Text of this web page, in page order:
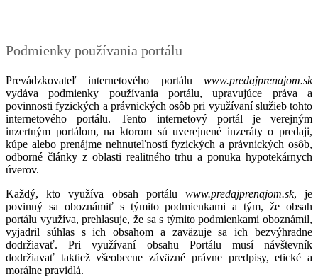
Podmienky používania portálu
Prevádzkovateľ internetového portálu www.predajprenajom.sk
vydáva podmienky používania portálu, upravujúce práva a
povinnosti fyzických a právnických osôb pri využívaní služieb tohto
internetového portálu. Tento internetový portál je verejným
inzertným portálom, na ktorom sú uverejnené inzeráty o predaji,
kúpe alebo prenájme nehnuteľností fyzických a právnických osôb,
odborné články z oblasti realitného trhu a ponuka hypotekárnych
úverov.
Každý, kto využíva obsah portálu www.predajprenajom.sk, je
povinný sa oboznámiť s týmito podmienkami a tým, že obsah
portálu využíva, prehlasuje, že sa s týmito podmienkami oboznámil,
vyjadril súhlas s ich obsahom a zaväzuje sa ich bezvýhradne
dodržiavať. Pri využívaní obsahu Portálu musí návštevník
dodržiavať taktiež všeobecne záväzné právne predpisy, etické a
morálne pravidlá.